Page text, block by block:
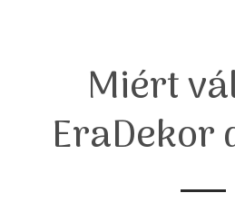
Miért
EraDekor